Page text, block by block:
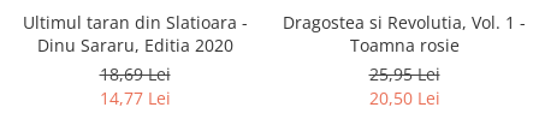
Ultimul taran din Slatioara -
Dinu Sararu, Editia 2020
18,69 Lei
14,77 Lei
Dragostea si Revolutia, Vol. 1 -
Toamna rosie
25,95 Lei
20,50 Lei